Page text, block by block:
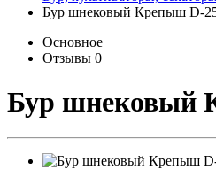
Бур шнековый Крепыш D-
Основное
Отзывы 0
Бур шнековый